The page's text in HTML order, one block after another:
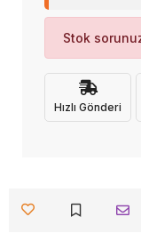
Stok
Hızlı Gönderi